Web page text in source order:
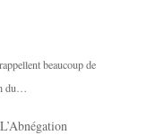
beaucoup de
du…
L’Abnégation